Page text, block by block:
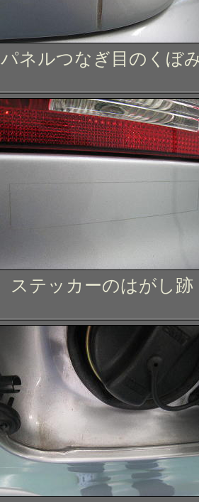
パネルつなぎ目のくぼ
ステッカーのはがし跡